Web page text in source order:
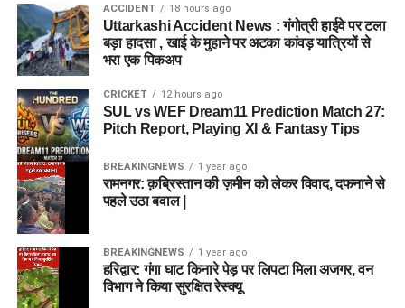
ACCIDENT 18 hours ago
Uttarkashi Accident News : गंगोत्री हाईवे पर टला
बड़ा हादसा , खाई के मुहाने पर अटका कांवड़ यात्रियों से
भरा एक पिकअप
CRICKET 12 hours ago
SUL vs WEF Dream11 Prediction Match 27:
Pitch Report, Playing XI & Fantasy Tips
BREAKINGNEWS 1 year ago
रामनगर: क़ब्रिस्तान की ज़मीन को लेकर विवाद, दफनाने से
पहले उठा बवाल |
BREAKINGNEWS 1 year ago
हरिद्वार: गंगा घाट किनारे पेड़ पर लिपटा मिला अजगर, वन
विभाग ने किया सुरक्षित रेस्क्यू